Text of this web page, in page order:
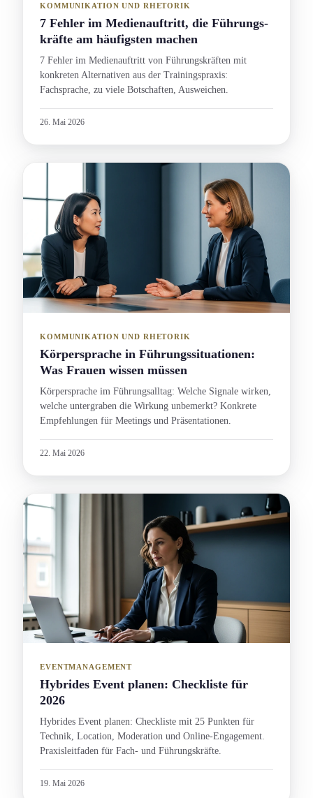
KOMMUNIKATION UND RHETORIK
7 Fehler im Medienauftritt, die Führungs­
kräfte am häufigsten machen
7 Fehler im Medienauftritt von Führungs­kräften mit
konkreten Alternativen aus der Trainingspraxis:
Fachsprache, zu viele Botschaft­en, Ausweichen.
26. Mai 2026
KOMMUNIKATION UND RHETORIK
Körpersprache in Führungs­situation­en:
Was Frauen wissen müssen
Körpersprache im Führungs­alltag: Welche Signale wirken,
welche untergraben die Wirkung unbemerkt? Konkrete
Empfehlung­en für Meetings und Präsentation­en.
22. Mai 2026
EVENTMANAGEMENT
Hybrides Event planen: Checkliste für
2026
Hybrides Event planen: Checkliste mit 25 Punkten für
Technik, Location, Moderation und Online-Engagement.
Praxisleitfaden für Fach- und Führungs­kräfte.
19. Mai 2026